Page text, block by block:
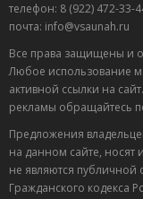
телефон: 8 (922) 472-33-
почта: info@vsaunah.ru
Все права защищены и
Любое использование
активной ссылки на
рекламы обращайтесь
Предложения
на данном сайте,
не являются публичной
Гражданского кодекса